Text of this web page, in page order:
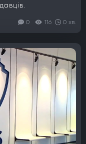
0 116 0 хв.